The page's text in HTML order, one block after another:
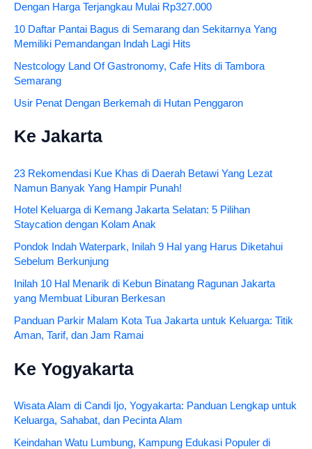
Dengan Harga Terjangkau Mulai Rp327.000
10 Daftar Pantai Bagus di Semarang dan Sekitarnya Yang
Memiliki Pemandangan Indah Lagi Hits
Nestcology Land Of Gastronomy, Cafe Hits di Tambora
Semarang
Usir Penat Dengan Berkemah di Hutan Penggaron
Ke Jakarta
23 Rekomendasi Kue Khas di Daerah Betawi Yang Lezat
Namun Banyak Yang Hampir Punah!
Hotel Keluarga di Kemang Jakarta Selatan: 5 Pilihan
Staycation dengan Kolam Anak
Pondok Indah Waterpark, Inilah 9 Hal yang Harus Diketahui
Sebelum Berkunjung
Inilah 10 Hal Menarik di Kebun Binatang Ragunan Jakarta
yang Membuat Liburan Berkesan
Panduan Parkir Malam Kota Tua Jakarta untuk Keluarga: Titik
Aman, Tarif, dan Jam Ramai
Ke Yogyakarta
Wisata Alam di Candi Ijo, Yogyakarta: Panduan Lengkap untuk
Keluarga, Sahabat, dan Pecinta Alam
Keindahan Watu Lumbung, Kampung Edukasi Populer di